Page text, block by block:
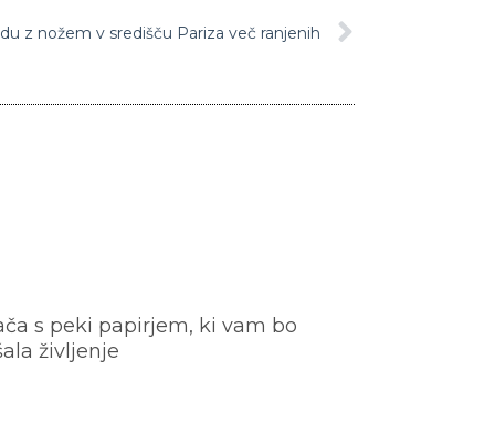
z nožem v središču Pariza več ranjenih
s peki papirjem, ki vam bo
življenje